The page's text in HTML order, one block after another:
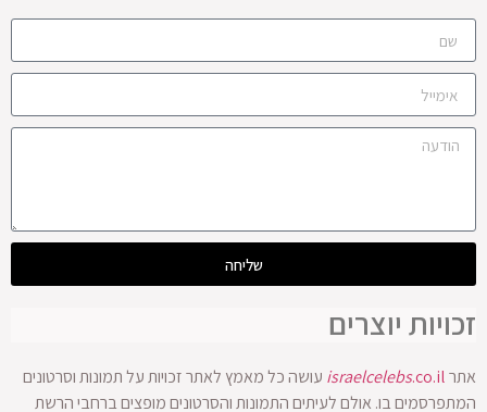
שליחה
זכויות יוצרים
אתר israelcelebs.co.il
עושה כל מאמץ לאתר זכויות על תמונות וסרטונים
המתפרסמים בו. אולם לעיתים התמונות והסרטונים מופצים ברחבי הרשת